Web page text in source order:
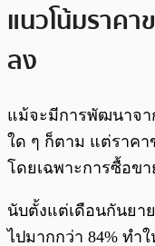
แนวโน้มราคา
ลง
แม้จะมีการพัฒนาจา
ใด ๆ ก็ตาม แต่ราคา
โดยเฉพาะการซื้อข
นับตั้งแต่เดือนกันยาย
ไปมากกว่า 84% ทำ